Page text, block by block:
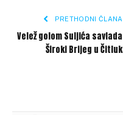
PRETHODNI
Velež golom Suljića
Široki Brijeg u